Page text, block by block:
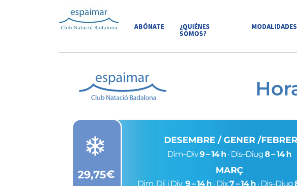
ABÓNATE
¿QUIÉNES
SOMOS?
MODALIDADES